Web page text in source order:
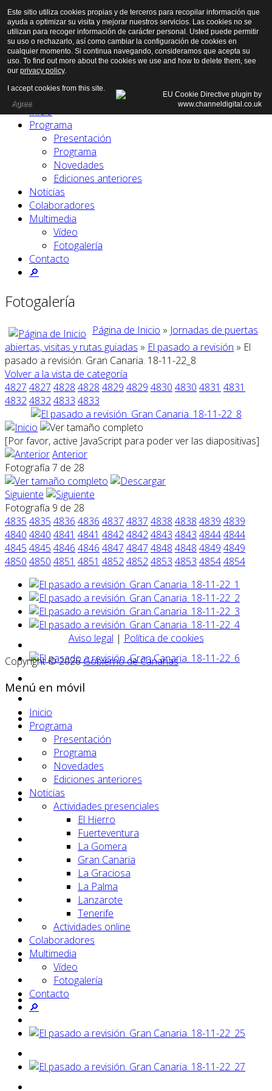
Inicio
Programa
Presentación
Programa
Novedades
Ediciones anteriores
Noticias
Colaboradores
Multimedia
Vídeo
Fotogalería
Contacto
🔎
Fotogalería
Página de Inicio » Jornadas de puertas
abiertas, visitas y rutas guiadas » El pasado a revisión » El
pasado a revisión. Gran Canaria. 18-11-22_8
Volver a la vista de categoría
4827 4827 4828 4828 4829 4829 4830 4830 4831 4831
483248324833 4833
[Por favor, active JavaScript para poder ver las diapositivas]
Anterior
Fotografía 7 de 28
Siguiente
Fotografía 9 de 28
4835 4835 4836 4836 4837 4837 4838 4838 4839 4839
4840 4840 4841 4841 484248424843 4843 48444844
4845 4845 4846 4846 4847 4847 4848 4848 4849 4849
4850 4850 4851 4851 485248524853 4853 48544854
Aviso legal | Política de cookies
Copyright © 2026Gobierno de Canarias
Menú en móvil
Inicio
Programa
Presentación
Programa
Novedades
Ediciones anteriores
Noticias
Actividades presenciales
El Hierro
Fuerteventura
La Gomera
Gran Canaria
La Graciosa
La Palma
Lanzarote
Tenerife
Actividades online
Colaboradores
Multimedia
Vídeo
Fotogalería
Contacto
🔎
Este sitio utiliza cookies propias y de terceros para recopilar información que
ayuda a optimizar su visita y mejorar nuestros servicios. Las cookies no se
utilizan para recoger información de carácter personal. Usted puede permitir
su uso o rechazarlo, así como cambiar la configuración de cookies en
cualquier momento. Si continua navegando, consideramos que acepta su
uso. To find out more about the cookies we use and how to delete them, see
our privacy policy.
I accept cookies from this site.
Agree